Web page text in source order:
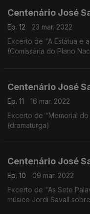
Centenário José
Ep. 12
23 mar. 2022
Excerto de "A Estátua e
(Comissária do Plano
Centenário José
Ep. 11
16 mar. 2022
Excerto de "Memorial
(dramaturga)
Centenário José
Ep. 10
09 mar. 2022
Excerto de "As Sete
músico Jordi Savall